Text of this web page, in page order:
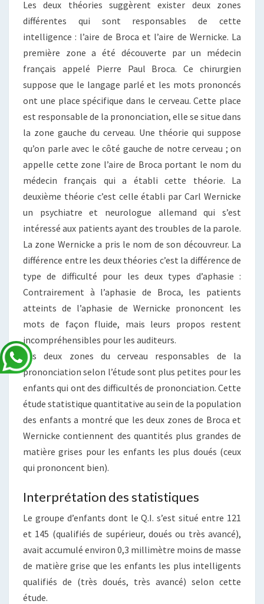
Les deux théories suggèrent exister deux zones
différentes qui sont responsables de cette
intelligence : l’aire de Broca et l’aire de Wernicke. La
première zone a été découverte par un médecin
français appelé Pierre Paul Broca. Ce chirurgien
suppose que le langage parlé et les mots prononcés
ont une place spécifique dans le cerveau. Cette place
est responsable de la prononciation, elle se situe dans
la zone gauche du cerveau. Une théorie qui suppose
qu’on parle avec le côté gauche de notre cerveau ; on
appelle cette zone l’aire de Broca portant le nom du
médecin français qui a établi cette théorie. La
deuxième théorie c’est celle établi par Carl Wernicke
un psychiatre et neurologue allemand qui s’est
intéressé aux patients ayant des troubles de la parole.
La zone Wernicke a pris le nom de son découvreur. La
différence entre les deux théories c’est la différence de
type de difficulté pour les deux types d’aphasie :
Contrairement à l’aphasie de Broca, les patients
atteints de l’aphasie de Wernicke prononcent les
mots de façon fluide, mais leurs propos restent
incompréhensibles pour les auditeurs.
Les deux zones du cerveau responsables de la
prononciation selon l’étude sont plus petites pour les
enfants qui ont des difficultés de prononciation. Cette
étude statistique quantitative au sein de la population
des enfants a montré que les deux zones de Broca et
Wernicke contiennent des quantités plus grandes de
matière grises pour les enfants les plus doués (ceux
qui prononcent bien).
Interprétation des statistiques
Le groupe d’enfants dont le Q.I. s’est situé entre 121
et 145 (qualifiés de supérieur, doués ou très avancé),
avait accumulé environ 0,3 millimètre moins de masse
de matière grise que les enfants les plus intelligents
qualifiés de (très doués, très avancé) selon cette
étude.